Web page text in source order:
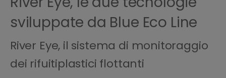
sviluppate da Blue Eco Line
River Eye, il sistema di monitoraggio
dei rifuitiplastici flottanti